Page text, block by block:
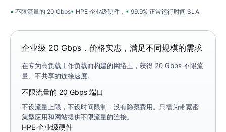
不限流量的 20 Gbps HPE 企业级硬件， 99.9% 正常运行时间 SLA
企业级 20 Gbps，价格实惠，满足不同规模的需求
在专为高负载工作负载而构建的网络上，获得 20 Gbps 不限流
量、不共享的连接速度。
不限流量的 20 Gbps 端口
不设流量上限，不设时间限制，没有隐藏费用。只需为带宽密
集型应用和网站提供不限流量的连接。
HPE 企业级硬件